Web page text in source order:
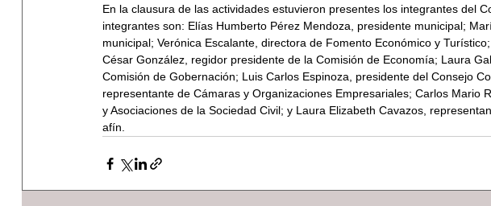
En la clausura de las actividades estuvieron presentes los integrantes del
integrantes son: Elías Humberto Pérez Mendoza, presidente municipal;
municipal; Verónica Escalante, directora de Fomento Económico y
César González, regidor presidente de la Comisión de Economía; Laura
Comisión de Gobernación; Luis Carlos Espinoza, presidente del Consejo
representante de Cámaras y Organizaciones Empresariales; Carlos Mario
y Asociaciones de la Sociedad Civil; y Laura Elizabeth Cavazos,
afín.